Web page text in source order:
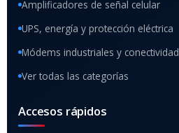
Amplificadores de señal celular
UPS, energía y protección eléctrica
Módems industriales y conectividad
Ver todas las categorías
Accesos rápidos